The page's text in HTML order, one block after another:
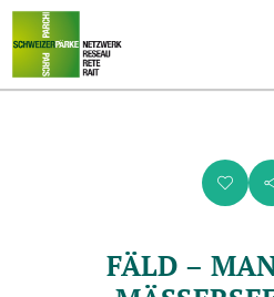
Navigieren
Netzwerk
Schweizer
Schnellnavigation
Zum Hauptinhalt
Zur mobilen Navigation
Zur Suche
Zum Fussbereich
Zur Sitemap
i
FÄLD –